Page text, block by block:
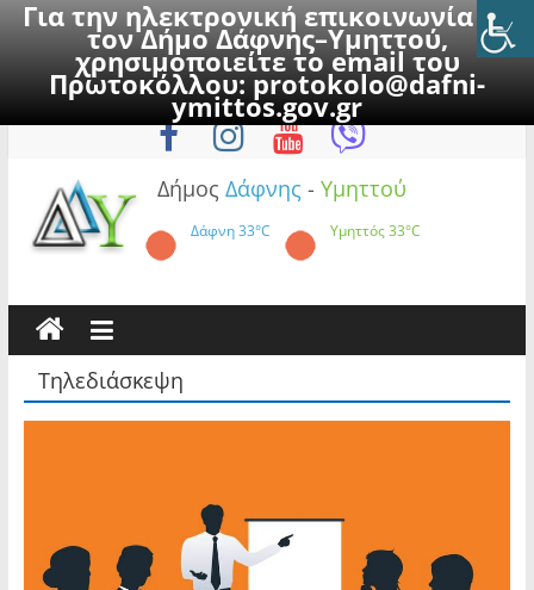
Για την ηλεκτρονική επικοινωνία με
τον Δήμο Δάφνης–Υμηττού,
χρησιμοποιείτε το email του
Πρωτοκόλλου:protokolo@dafni-
ymittos.gov.gr
to
Σάββατο, 8 Αυγούστου 2026
Δήμος Δάφνης - Υμηττού
Δάφνη33°C Υμηττός33°C
Τηλεδιάσκεψη